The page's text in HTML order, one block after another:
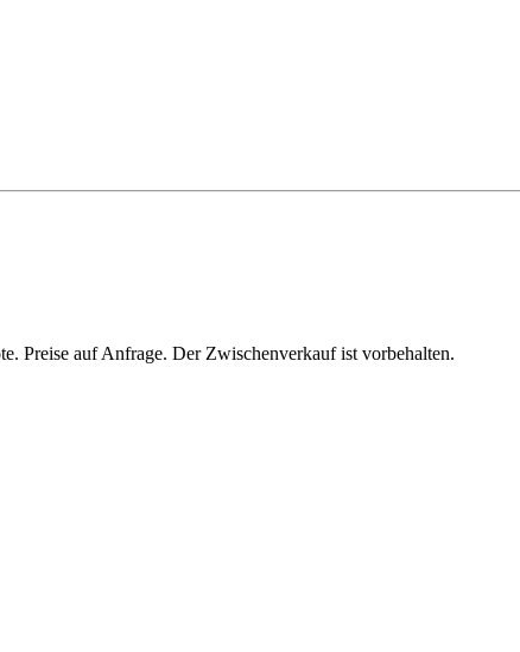
Preise auf Anfrage. Der Zwischenverkauf ist vorbehalten.